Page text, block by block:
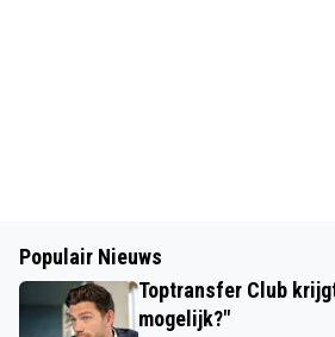
Populair Nieuws
Toptransfer Club
mogelijk?"